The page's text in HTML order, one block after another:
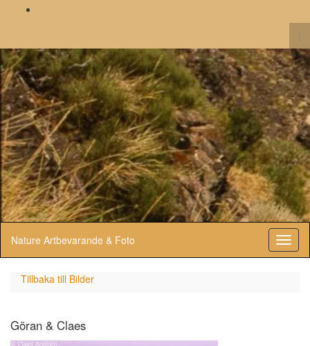
Nature Artbevarande & Foto
Tillbaka till Bilder
Göran & Claes